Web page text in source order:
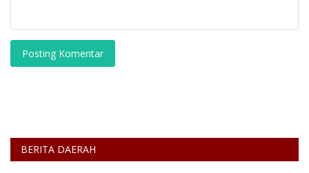
Posting Komentar
BERITA DAERAH